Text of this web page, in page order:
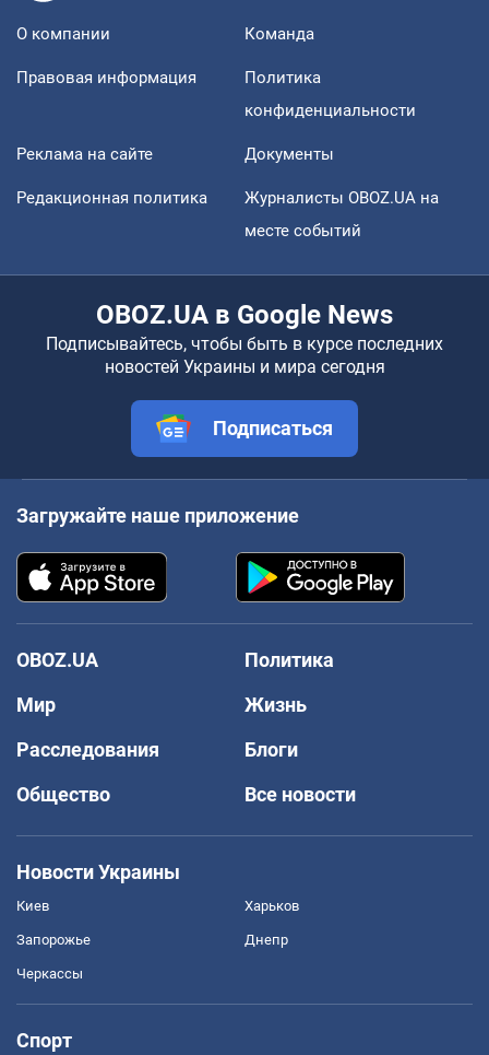
О компании Команда
Правовая информация
Политика
конфиденциальности
Реклама на сайте Документы
Редакционная политика
Журналисты OBOZ.UA на
месте событий
OBOZ.UA в Google News
Подписывайтесь, чтобы быть в курсе последних
новостей Украины и мира сегодня
Подписаться
Загружайте наше приложение
OBOZ.UA
Политика
Мир
Жизнь
Расследования
Блоги
Общество
Все новости
Новости Украины
Киев Харьков
Запорожье Днепр
Черкассы
Спорт